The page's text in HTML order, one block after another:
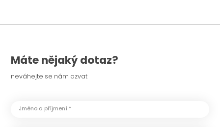
Máte nějaký dotaz?
neváhejte se nám ozvat
Jméno a příjmení *